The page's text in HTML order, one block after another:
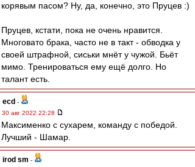
корявым пасом? Ну, да, конечно, это Пруцев :)
Пруцев, кстати, пока не очень нравится.
Многовато брака, часто не в такт - обводка у
своей штрафной, сиськи мнёт у чужой. Бьёт
мимо. Тренироваться ему ещё долго. Но
талант есть.
ecd -
30 авг 2022 22:28
Максименко с сухарем, команду с победой.
Лучший - Шамар.
irod sm -